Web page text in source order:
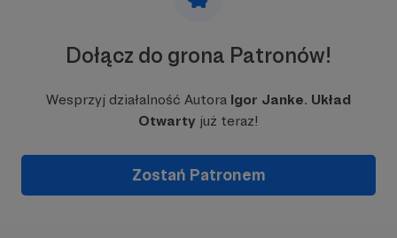
i mojej strony osobistej:
Dołącz do grona Patronów!
Wesprzyj działalność Autora Igor Janke. Układ
Otwarty już teraz!
Zostań Patronem